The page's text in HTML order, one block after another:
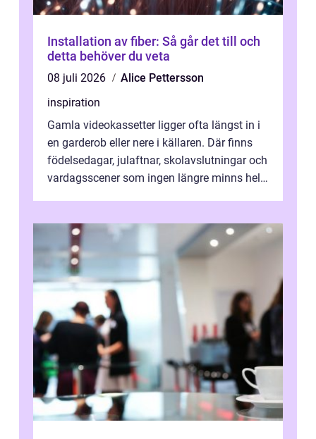
Installation av fiber: Så går det till och
detta behöver du veta
08 juli 2026
Alice Pettersson
inspiration
Gamla videokassetter ligger ofta längst in i
en garderob eller nere i källaren. Där finns
födelsedagar, julaftnar, skolavslutningar och
vardagsscener som ingen längre minns helt.